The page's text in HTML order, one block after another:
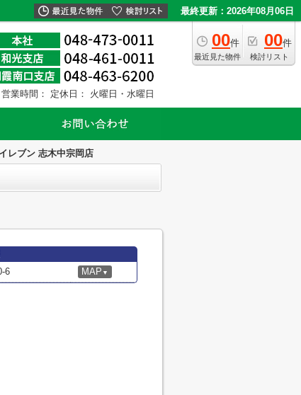
最終更新：2026年08月06日
00件
最近見た物件
00件
検討リスト
営業時間： 定休日： 火曜日・水曜日
レブン 志木中宗岡店
6 MAP ▼